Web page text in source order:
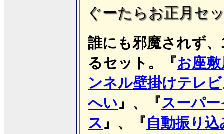
ぐーたらお正月セ
誰にも邪魔されず
るセット。『お座
ンネル壁掛けテレビ
へい』、『スーパ
ス』、『自動振り